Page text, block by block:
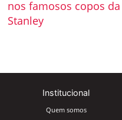
nos famosos copos da
Stanley
Institucional
Quem somos